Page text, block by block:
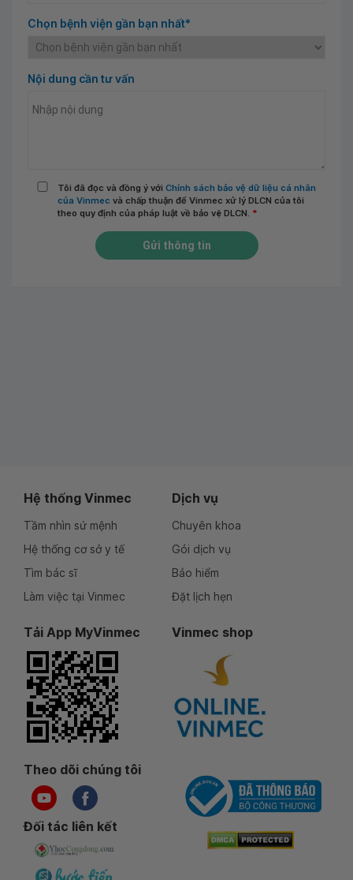
Chọn bệnh viện gần bạn nhất*
Nội dung cần tư vấn
Tôi đã đọc và đồng ý với Chính sách bảo vệ dữ liệu cá nhân
của Vinmec và chấp thuận để Vinmec xử lý DLCN của tôi
theo quy định của pháp luật về bảo vệ DLCN. *
Gửi thông tin
Hệ thống Vinmec
Tầm nhìn sứ mệnh
Hệ thống cơ sở y tế
Tìm bác sĩ
Làm việc tại Vinmec
Dịch vụ
Chuyên khoa
Gói dịch vụ
Bảo hiểm
Đặt lịch hẹn
Tải App MyVinmec Vinmec shop
Theo dõi chúng tôi
Đối tác liên kết